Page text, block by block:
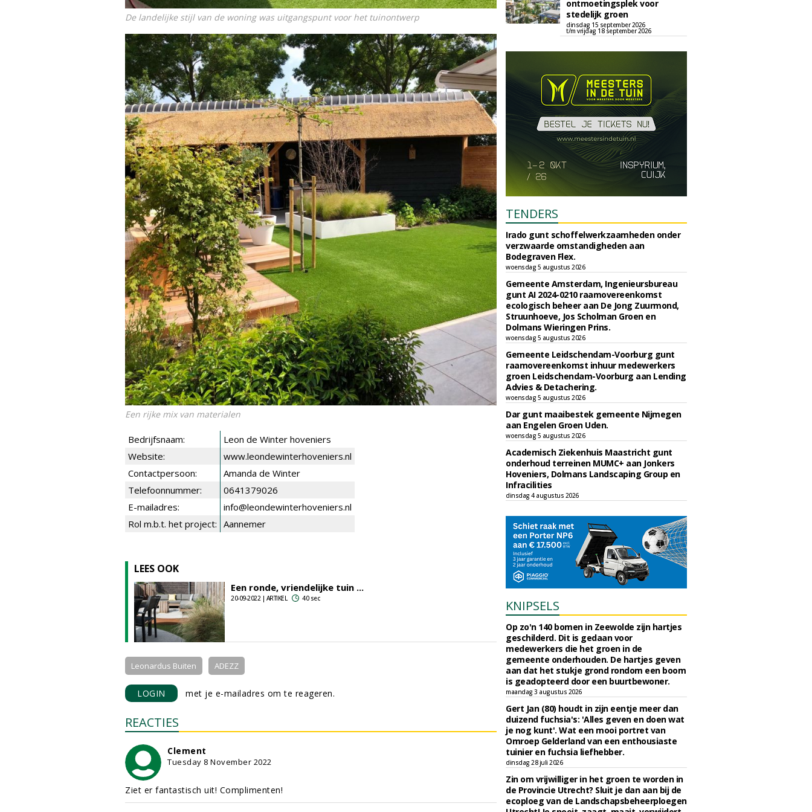
De landelijke stijl van de woning was uitgangspunt voor het tuinontwerp
Een rijke mix van materialen
Bedrijfsnaam:
Leon de Winter hoveniers
Website:
www.leondewinterhoveniers.nl
Contactpersoon:
Amanda de Winter
Telefoonnummer:
0641379026
E-mailadres:
info@leondewinterhoveniers.nl
Rol m.b.t. het project: Aannemer
LEES OOK
Een ronde, vriendelijke tuin ...
20-09-2022 | ARTIKEL 40 sec
Leonardus Buiten ADEZZ
LOGIN met je e-mailadres om te reageren.
REACTIES
Clement
Tuesday 8 November 2022
Ziet er fantastisch uit! Complimenten!
ontmoetingsplek voor
stedelijk groen
dinsdag 15 september 2026
t/m vrijdag 18 september 2026
TENDERS
Irado gunt schoffelwerkzaamheden onder
verzwaarde omstandigheden aan
Bodegraven Flex.
woensdag 5 augustus 2026
Gemeente Amsterdam, Ingenieursbureau
gunt AI 2024-0210 raamovereenkomst
ecologisch beheer aan De Jong Zuurmond,
Struunhoeve, Jos Scholman Groen en
Dolmans Wieringen Prins.
woensdag 5 augustus 2026
Gemeente Leidschendam-Voorburg gunt
raamovereenkomst inhuur medewerkers
groen Leidschendam-Voorburg aan Lending
Advies & Detachering.
woensdag 5 augustus 2026
Dar gunt maaibestek gemeente Nijmegen
aan Engelen Groen Uden.
woensdag 5 augustus 2026
Academisch Ziekenhuis Maastricht gunt
onderhoud terreinen MUMC+ aan Jonkers
Hoveniers, Dolmans Landscaping Group en
Infracilities
dinsdag 4 augustus 2026
KNIPSELS
Op zo'n 140 bomen in Zeewolde zijn hartjes
geschilderd. Dit is gedaan voor
medewerkers die het groen in de
gemeente onderhouden. De hartjes geven
aan dat het stukje grond rondom een boom
is geadopteerd door een buurtbewoner.
maandag 3 augustus 2026
Gert Jan (80) houdt in zijn eentje meer dan
duizend fuchsia's: 'Alles geven en doen wat
je nog kunt'. Wat een mooi portret van
Omroep Gelderland van een enthousiaste
tuinier en fuchsia liefhebber.
dinsdag 28 juli 2026
Zin om vrijwilliger in het groen te worden in
de Provincie Utrecht? Sluit je dan aan bij de
ecoploeg van de Landschapsbeheerploegen